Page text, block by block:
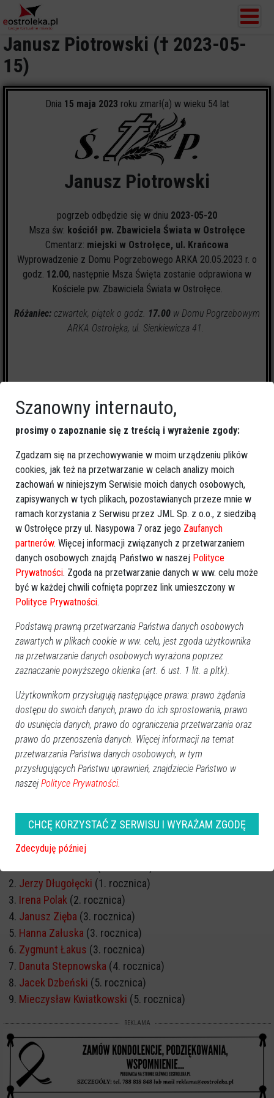
Janusz Piotrowski († 2023-05-
15)
Dnia 15 maja 2023 roku zmarł(a) w wieku 54 lat
Janusz Piotrowski
pogrzeb odbędzie się w dniu 2023-05-20
Msza św: kościół pw. Zbawiciela Świata w Ostrołęce
Cmentarz: miejski w Ostrołęce, ul. Krańcowa
Wyprowadzenie z Domu Pogrzebowego ARKA 20.05.2023 r. o
godz. 12.00, następnie Msza Święta zostanie odprawiona w
Kościele pw. Zbawiciela Świata w Ostrołęce.
Różaniec: czwartek, piątek o godz. 17.00 w Domu Pogrzebowym
ARKA Ostrołęka, ul. Sienkiewicza 41.
4zapalonych świeczek
🕯Zapal świeczkę ↗Udostępnij
wróć
ROCZNICA ŚMIERCI
Jerzy Długołęcki (1. rocznica)
Irena Polak (2. rocznica)
Janusz Zięba (3. rocznica)
Hanna Załuska (3. rocznica)
Zygmunt Łakus (3. rocznica)
Danuta Stepnowska (4. rocznica)
Jacek Dzbeński (5. rocznica)
Mieczysław Kwiatkowski (5. rocznica)
REKLAMA
Szanowny internauto,
prosimy o zapoznanie się z treścią i wyrażenie zgody:
Zgadzam się na przechowywanie w moim urządzeniu plików
cookies, jak też na przetwarzanie w celach analizy moich
zachowań w niniejszym Serwisie moich danych osobowych,
zapisywanych w tych plikach, pozostawianych przeze mnie w
ramach korzystania z Serwisu przez JML Sp. z o.o., z siedzibą
w Ostrołęce przy ul. Nasypowa 7 oraz jego Zaufanych
partnerów. Więcej informacji związanych z przetwarzaniem
danych osobowych znajdą Państwo w naszej Polityce
Prywatności. Zgoda na przetwarzanie danych w ww. celu może
być w każdej chwili cofnięta poprzez link umieszczony w
Polityce Prywatności.
Podstawą prawną przetwarzania Państwa danych osobowych
zawartych w plikach cookie w ww. celu, jest zgoda użytkownika
na przetwarzanie danych osobowych wyrażona poprzez
zaznaczanie powyższego okienka (art. 6 ust. 1 lit. a pltk).
Użytkownikom przysługują następujące prawa: prawo żądania
dostępu do swoich danych, prawo do ich sprostowania, prawo
do usunięcia danych, prawo do ograniczenia przetwarzania oraz
prawo do przenoszenia danych. Więcej informacji na temat
przetwarzania Państwa danych osobowych, w tym
przysługujących Państwu uprawnień, znajdziecie Państwo w
naszej Polityce Prywatności.
CHCĘ KORZYSTAĆ Z SERWISU I WYRAŻAM ZGODĘ
Zdecyduję później